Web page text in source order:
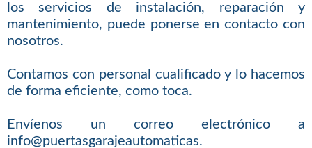
los servicios de instalación, reparación y
mantenimiento, puede ponerse en contacto con
nosotros.
Contamos con personal cualificado y lo hacemos
de forma eficiente, como toca.
Envíenos un correo electrónico a
info@puertasgarajeautomaticas.